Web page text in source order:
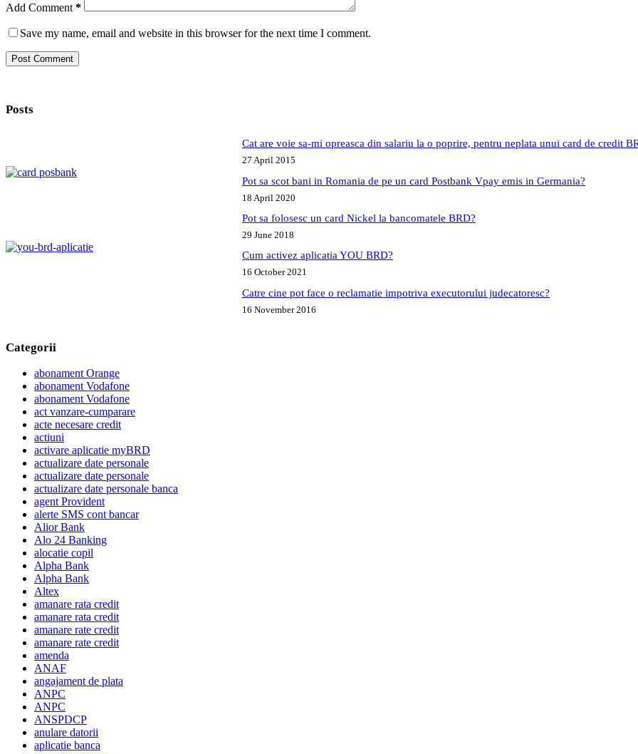
Add Comment *
Save my name, email and website in this browser for the next time I comment.
Post Comment
Posts
Cat are voie sa-mi opreasca din salariu la o poprire, pentru neplata unui card de credit
27 April 2015
Pot sa scot bani in Romania de pe un card Postbank Vpay emis in Germania?
18 April 2020
Pot sa folosesc un card Nickel la bancomatele BRD?
29 June 2018
Cum activez aplicatia YOU BRD?
16 October 2021
Catre cine pot face o reclamatie impotriva executorului judecatoresc?
16 November 2016
Categorii
abonament Orange
abonament Vodafone
abonament Vodafone
act vanzare-cumparare
acte necesare credit
actiuni
activare aplicatie myBRD
actualizare date personale
actualizare date personale
actualizare date personale banca
agent Provident
alerte SMS cont bancar
Alior Bank
Alo 24 Banking
alocatie copil
Alpha Bank
Alpha Bank
Altex
amanare rata credit
amanare rata credit
amanare rate credit
amanare rate credit
amenda
ANAF
angajament de plata
ANPC
ANPC
ANSPDCP
anulare datorii
aplicatie banca